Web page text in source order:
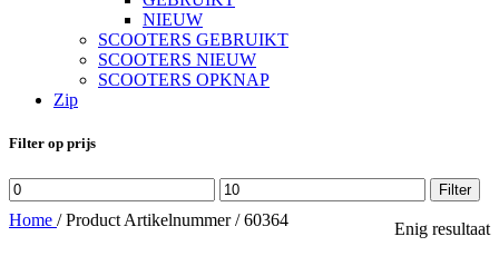
NIEUW
SCOOTERS GEBRUIKT
SCOOTERS NIEUW
SCOOTERS OPKNAP
Zip
Filter op prijs
Min.
prijs
Max.
prijs
Filter
Home / Product Artikelnummer/ 60364 Enig resultaat